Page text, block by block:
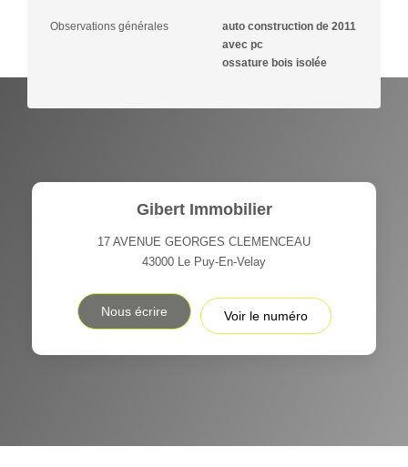
Observations générales
auto construction de 2011
avec pc
ossature bois isolée
Gibert Immobilier
17 AVENUE GEORGES CLEMENCEAU
43000 Le Puy-En-Velay
Nous écrire Voir le numéro